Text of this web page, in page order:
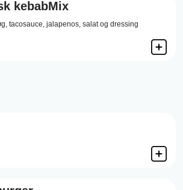
kebabMix
tacosauce, jalapenos, salat og dressing